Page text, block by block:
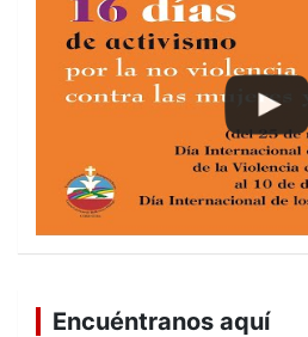
Encuéntranos aquí